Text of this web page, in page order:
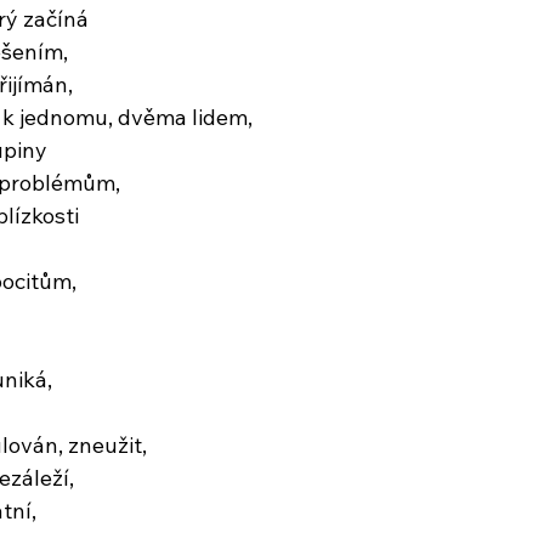
začíná
jednomu, dvěma lidem,
zneužit,